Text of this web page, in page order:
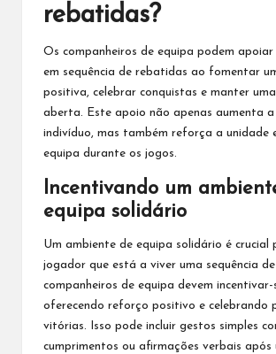
rebatidas?
Os companheiros de equipa podem
em sequência de rebatidas ao fomentar
positiva, celebrar conquistas e manter
aberta. Este apoio não apenas aumenta
indivíduo, mas também reforça a unidade
equipa durante os jogos.
Incentivando um
equipa solidário
Um ambiente de equipa solidário é crucial
jogador que está a viver uma sequência
companheiros de equipa devem
oferecendo reforço positivo e celebrando
vitórias. Isso pode incluir gestos simples
cumprimentos ou afirmações verbais após